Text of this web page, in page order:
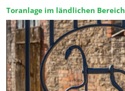
Toranlage im ländlichen Bereich